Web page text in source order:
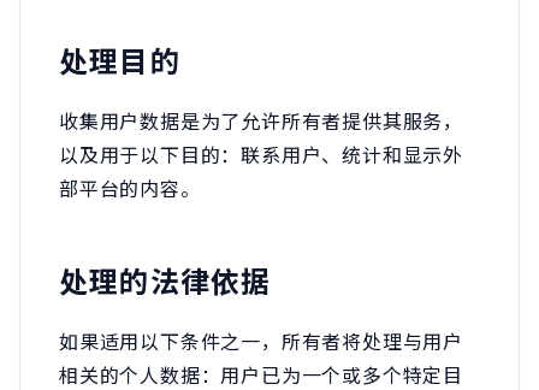
处理目的
收集用户数据是为了允许所有者提供其服务，
以及用于以下目的：联系用户、统计和显示外
部平台的内容。
处理的法律依据
如果适用以下条件之一，所有者将处理与用户
相关的个人数据：用户已为一个或多个特定目